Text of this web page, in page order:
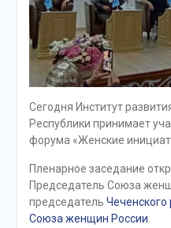
Сегодня Институт
Республики принимает
форума «Женские
Пленарное заседание
Председатель Союза
председатель Чеченского
Союза женщин России